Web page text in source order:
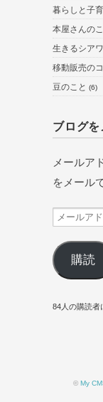
暮らしと子
本屋さんの
生きるシア
移動販売の
豆のこと (6)
ブログ
メールア
をメール
メ
ル
ア
購読
84人の購読者
© My